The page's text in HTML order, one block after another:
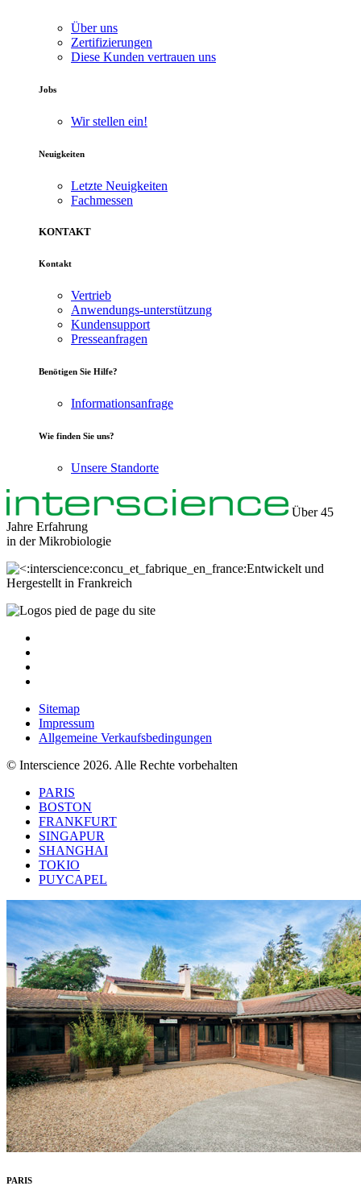
Über uns
Zertifizierungen
Diese Kunden vertrauen uns
Jobs
Wir stellen ein!
Neuigkeiten
Letzte Neuigkeiten
Fachmessen
KONTAKT
Kontakt
Vertrieb
Anwendungs-unterstützung
Kundensupport
Presseanfragen
Benötigen Sie Hilfe?
Informationsanfrage
Wie finden Sie uns?
Unsere Standorte
Über 45
Jahre Erfahrung
in derMikrobiologie
Entwickelt und
Hergestellt in Frankreich
Sitemap
Impressum
Allgemeine Verkaufsbedingungen
© Interscience 2026. Alle Rechte vorbehalten
PARIS
BOSTON
FRANKFURT
SINGAPUR
SHANGHAI
TOKIO
PUYCAPEL
PARIS